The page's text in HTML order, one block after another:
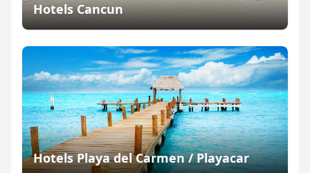
Hotels Cancun
Hotels Playa del Carmen / Playacar